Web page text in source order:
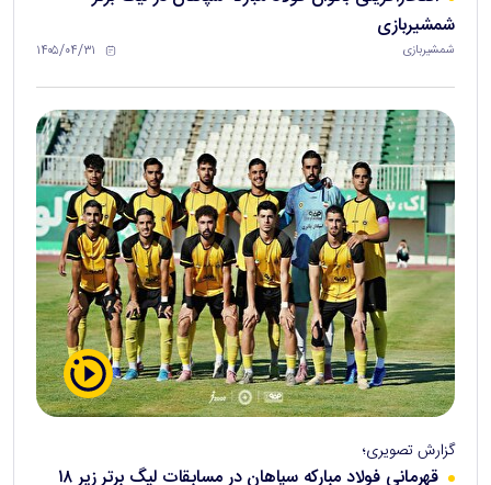
شمشیربازی
شمشیربازی ۱۴۰۵/۰۴/۳۱
گزارش تصویری؛
قهرمانی فولاد مبارکه سپاهان در مسابقات لیگ برتر زیر ۱۸